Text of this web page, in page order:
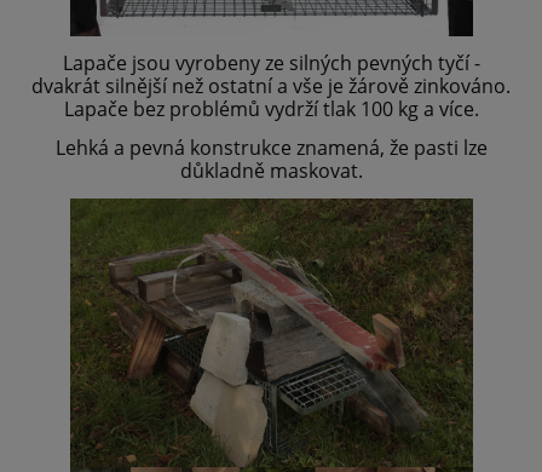
Lapače jsou vyrobeny ze silných pevných tyčí -
dvakrát silnější než ostatní a vše je žárově zinkováno.
Lapače bez problémů vydrží tlak 100 kg a více.
Lehká a pevná konstrukce znamená, že pasti lze
důkladně maskovat.